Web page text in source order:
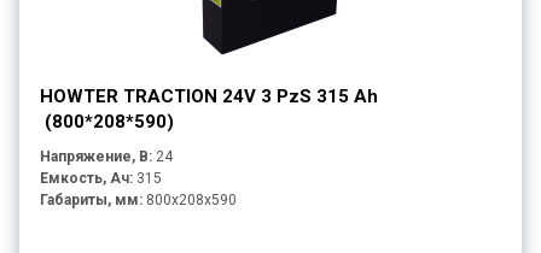
HOWTER TRACTION 24V 3 PzS 315 Ah
(800*208*590)
Напряжение, В: 24
Емкость, Ач: 315
Габариты, мм: 800x208x590